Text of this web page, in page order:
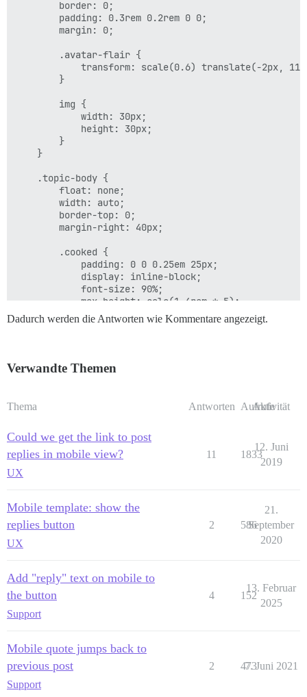
        border: 0;
        padding: 0.3rem 0.2rem 0 0;
        margin: 0;
        .avatar-flair {
transform: scale(0.6) translate(-2px,
        }
        img {
            width: 30px;
            height: 30px;
        }
    }
    .topic-body {
        float: none;
        width: auto;
        border-top: 0;
        margin-right: 40px;
        .cooked {
            padding: 0 0 0.25em 25px;
            display: inline-block;
            font-size: 90%;
            max-height: calc(1.4rem * 5);
            overflow: hidden;
            text-overflow: ellipsis;
            & > :not(p) {
                display: none;
            & > p {
                text-indent: 0;
                display: inline;
                img:not(.emoji) {
                    width: 18px;
                    height: 18px;
                    padding-left: 2px;
                }
        }
    }
    .topic-meta-data {
        position: relative;
        left: auto;
        top: auto;
        margin: 0 0 3px;
Dadurch werden die Antworten wie Kommentare angezeigt.
Verwandte Themen
Thema Antworten Aufrufe
Aktivität
Could we get the link to post
replies in mobile view?
UX
11 1833
12. Juni
2019
Mobile template: show the
replies button
UX
2 586
21.
September
2020
Add "reply" text on mobile to
the button
Support
4 152
13. Februar
2025
Mobile quote jumps back to
previous post
Support
2 473
7. Juni 2021